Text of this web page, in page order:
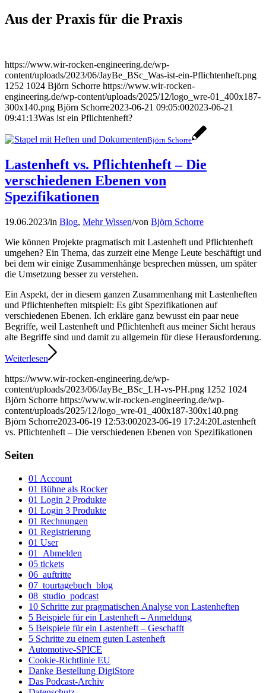
Aus der Praxis für die Praxis
https://www.wir-rocken-engineering.de/wp-
content/uploads/2023/06/JayBe_BSc_Was-ist-ein-Pflichtenheft.png
1252 1024 Björn Schorre https://www.wir-rocken-
engineering.de/wp-content/uploads/2025/12/logo_wre-01_400x187-
300x140.png Björn Schorre2023-06-21 09:05:002023-06-21
09:41:13Was ist ein Pflichtenheft?
Björn Schorre
Lastenheft vs. Pflichtenheft – Die
verschiedenen Ebenen von
Spezifikationen
19.06.2023/in Blog, Mehr Wissen/von Björn Schorre
Wie können Projekte pragmatisch mit Lastenheft und Pflichtenheft
umgehen? Ein Thema, das zurzeit eine Menge Leute beschäftigt und
bei dem wir einige Zusammenhänge besprechen müssen, um später
die Umsetzung besser zu verstehen.
Ein Aspekt, der in diesem ganzen Zusammenhang mit Lastenheften
und Pflichtenheften mitspielt: Es gibt Spezifikationen auf
verschiedenen Ebenen. Ich erkläre ganz bewusst ein paar neue
Begriffe, weil Lastenheft und Pflichtenheft aus meiner Sicht heraus
alte Begriffe sind und damit zu allgemein für diese Herausforderung.
Weiterlesen
https://www.wir-rocken-engineering.de/wp-
content/uploads/2023/06/JayBe_BSc_LH-vs-PH.png 1252 1024
Björn Schorre https://www.wir-rocken-engineering.de/wp-
content/uploads/2025/12/logo_wre-01_400x187-300x140.png
Björn Schorre2023-06-19 12:53:002023-06-19 17:24:20Lastenheft
vs. Pflichtenheft – Die verschiedenen Ebenen von Spezifikationen
Seiten
01 Account
01 Bühne als Rocker
01 Login 2 Produkte
01 Login 3 Produkte
01 Rechnungen
01 Registrierung
01 User
01_Abmelden
05 tickets
06_auftritte
07_tourtagebuch_blog
08_studio_podcast
10 Schritte zur pragmatischen Analyse von Lastenheften
5 Beispiele für ein Lastenheft – Anmeldung
5 Beispiele für ein Lastenheft – Geschafft
5 Schritte zu einem guten Lastenheft
Automotive-SPICE
Cookie-Richtlinie EU
Danke Bestellung DigiStore
Das Podcast-Archiv